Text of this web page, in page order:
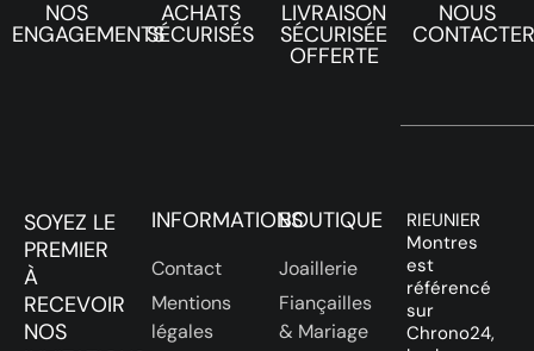
NOS
ENGAGEMENTS
ACHATS
SÉCURISÉS
LIVRAISON
SÉCURISÉE
OFFERTE
NOUS
CONTACTER
SOYEZ LE
PREMIER
À
RECEVOIR
NOS
INFORMATIONS
Contact
Mentions
légales
BOUTIQUE
Joaillerie
Fiançailles
& Mariage
RIEUNIER
Montres
est
référencé
sur
Chrono24,